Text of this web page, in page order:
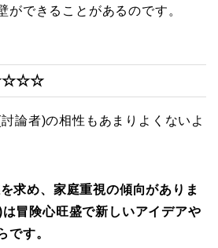
ができることがあるのです。
論者)の相性もあまりよくないよ
求め、家庭重視の傾向がありま
冒険心旺盛で新しいアイデアや
です。